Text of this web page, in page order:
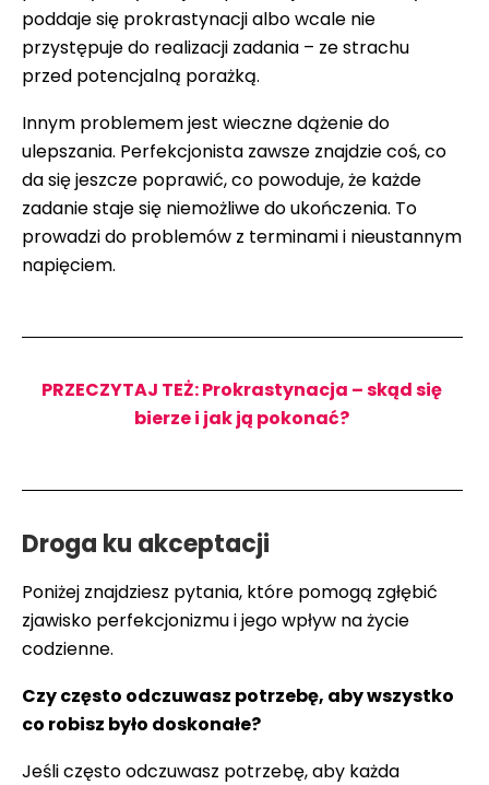
poddaje się prokrastynacji albo wcale nie
przystępuje do realizacji zadania – ze strachu
przed potencjalną porażką.
Innym problemem jest wieczne dążenie do
ulepszania. Perfekcjonista zawsze znajdzie coś, co
da się jeszcze poprawić, co powoduje, że każde
zadanie staje się niemożliwe do ukończenia. To
prowadzi do problemów z terminami i nieustannym
napięciem.
PRZECZYTAJ TEŻ: Prokrastynacja – skąd się
bierze i jak ją pokonać?
Droga ku akceptacji
Poniżej znajdziesz pytania, które pomogą zgłębić
zjawisko perfekcjonizmu i jego wpływ na życie
codzienne.
Czy często odczuwasz potrzebę, aby wszystko
co robisz było doskonałe?
Jeśli często odczuwasz potrzebę, aby każda